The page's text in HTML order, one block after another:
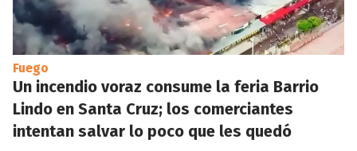
Fuego
Un incendio voraz consume la feria Barrio
Lindo en Santa Cruz; los comerciantes
intentan salvar lo poco que les quedó